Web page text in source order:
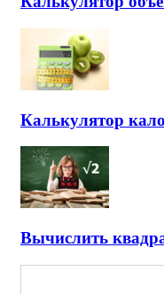
Калькулятор
Вычислить